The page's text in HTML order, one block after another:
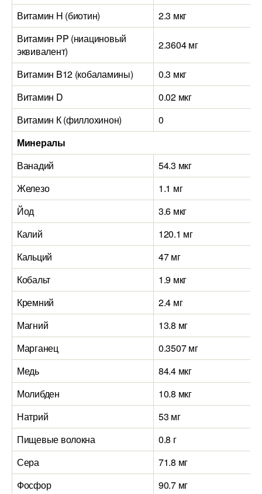
Витамин H (биотин)
2.3 мкг
Витамин PP (ниациновый
эквивалент)
2.3604 мг
Витамин B12 (кобаламины)
0.3 мкг
Витамин D
0.02 мкг
Витамин К (филлохинон)
0
Минералы
Ванадий
54.3 мкг
Железо
1.1 мг
Йод
3.6 мкг
Калий
120.1 мг
Кальций
47 мг
Кобальт
1.9 мкг
Кремний
2.4 мг
Магний
13.8 мг
Марганец
0.3507 мг
Медь
84.4 мкг
Молибден
10.8 мкг
Натрий
53 мг
Пищевые волокна
0.8 г
Сера
71.8 мг
Фосфор
90.7 мг